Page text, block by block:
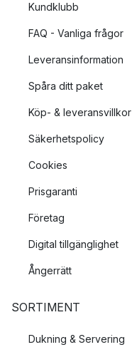
Kundklubb
FAQ - Vanliga frågor
Leveransinformation
Spåra ditt paket
Köp- & leveransvillkor
Säkerhetspolicy
Cookies
Prisgaranti
Företag
Digital tillgänglighet
Ångerrätt
SORTIMENT
Dukning & Servering